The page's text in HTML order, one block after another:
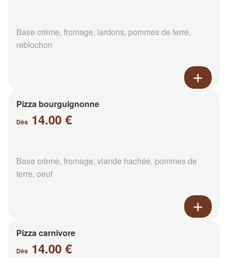
Base crème, fromage, lardons, pommes de terre,
reblochon
Pizza bourguignonne
Dès 14.00 €
Base crème, fromage, viande hachée, pommes de
terre, oeuf
Pizza carnivore
Dès 14.00 €